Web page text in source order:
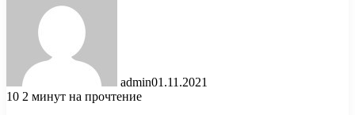
admin01.11.2021
10 2 минут на прочтение